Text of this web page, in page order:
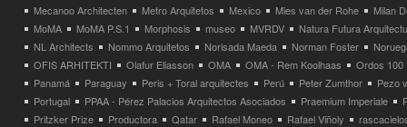
Mecanoo Architecten
Metro Arquitetos Mexico Mies van der Rohe
Milan
MoMA
MoMA P.S.1 Morphosis museo MVRDV
Natura Futura
NL Architects
Nommo Arquitetos Norisada Maeda Norman Foster
OFIS ARHITEKTI
Olafur Eliasson OMA OMA - Rem Koolhaas
Ordos 100
Panamá
Paraguay Peris + Toral arquitectes Perú Peter Zumthor
Pezo
Portugal
PPAA - Pérez Palacios Arquitectos Asociados Praemium Imperiale
Pritzker Prize
Productora Qatar Rafael Moneo Rafael Viñoly